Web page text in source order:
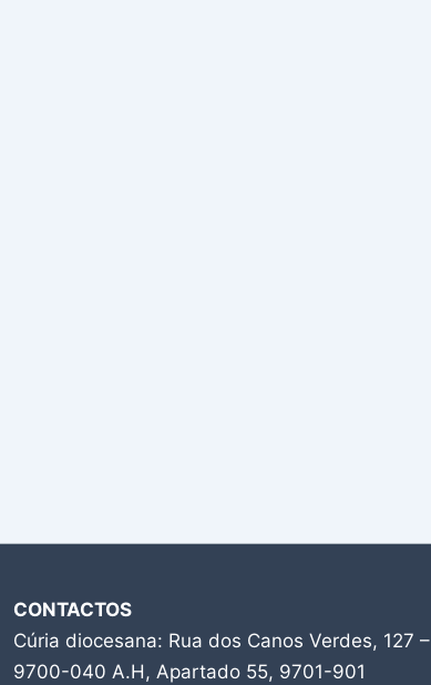
CONTACTOS
Cúria diocesana: Rua dos Canos Verdes, 127 –
9700-040 A.H, Apartado 55, 9701-901